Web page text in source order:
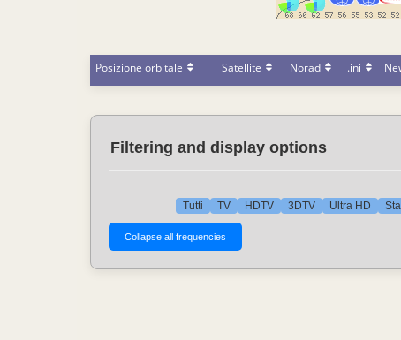
Posizione orbitale Satellite Norad .ini
Filtering and display options
Tutti TV HDTV 3DTV Ultra HD